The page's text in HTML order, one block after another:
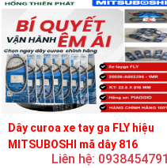
Dây curoa xe tay ga FLY hiệu
MITSUBOSHI mã dây 816
Liên hệ: 0938454791